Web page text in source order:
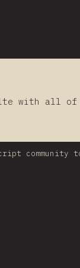
with all of